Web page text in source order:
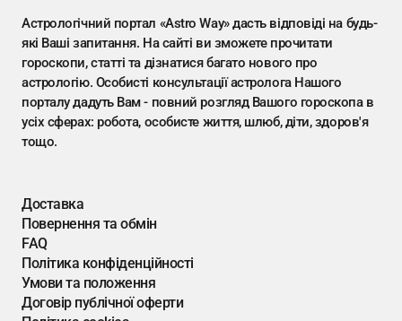
Астрологічний портал «Astro Way» дасть відповіді на будь-
які Ваші запитання. На сайті ви зможете прочитати
гороскопи, статті та дізнатися багато нового про
астрологію. Особисті консультації астролога Нашого
порталу дадуть Вам - повний розгляд Вашого гороскопа в
усіх сферах: робота, особисте життя, шлюб, діти, здоров'я
тощо.
Доставка
Повернення та обмін
FAQ
Політика конфіденційності
Умови та положення
Договір публічної оферти